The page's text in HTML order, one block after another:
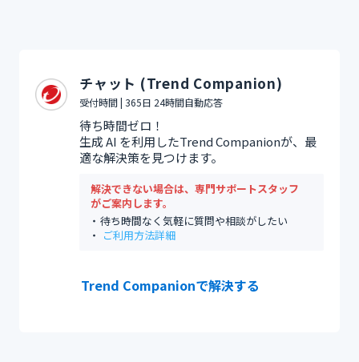
チャット (Trend Companion)
受付時間 | 365日 24時間自動応答
待ち時間ゼロ！
生成 AI を利用したTrend Companionが、最
適な解決策を見つけます。
解決できない場合は、専門サポートスタッフ
がご案内します。
待ち時間なく気軽に質問や相談がしたい
ご利用方法詳細
Trend Companionで解決する